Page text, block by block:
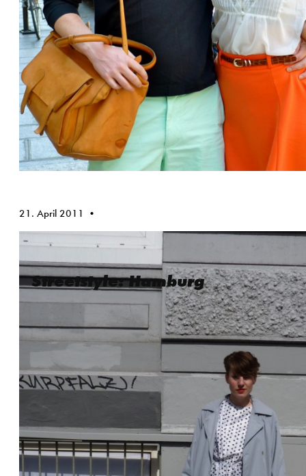
21. April 2011
Streetstyle: Hamburg